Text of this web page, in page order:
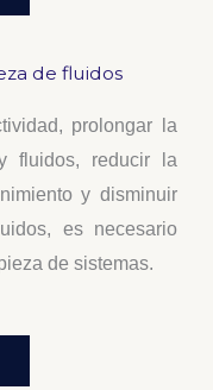
de fluidos
prolongar la
fluidos, reducir la
y disminuir
es necesario
de sistemas.